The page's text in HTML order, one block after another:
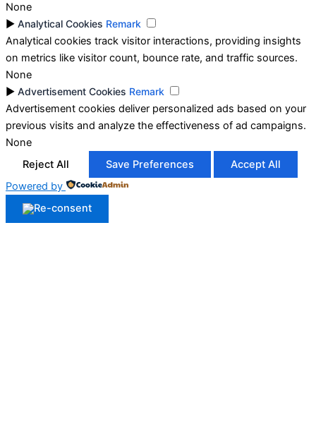
None
► Analytical Cookies Remark
Analytical cookies track visitor interactions, providing insights
on metrics like visitor count, bounce rate, and traffic sources.
None
► Advertisement Cookies Remark
Advertisement cookies deliver personalized ads based on your
previous visits and analyze the effectiveness of ad campaigns.
None
Reject All
Save Preferences
Accept All
Powered by